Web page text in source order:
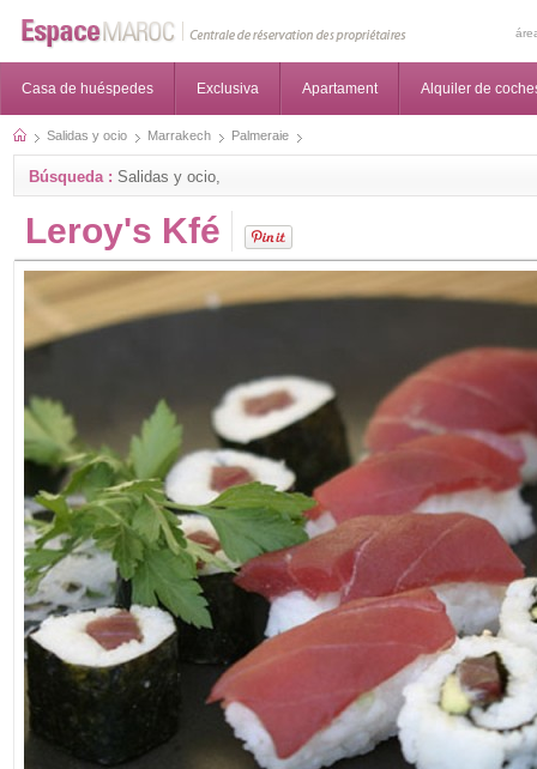
Casa de huéspedes Exclusiva Apartament Alquiler de
Salidas y ocio Marrakech Palmeraie
Búsqueda : Salidas y ocio,
Leroy's Kfé